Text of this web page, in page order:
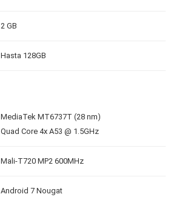
2 GB
Hasta 128GB
MediaTek MT6737T (28 nm)
Quad Core 4x A53 @ 1.5GHz
Mali-T720 MP2 600MHz
Android 7 Nougat